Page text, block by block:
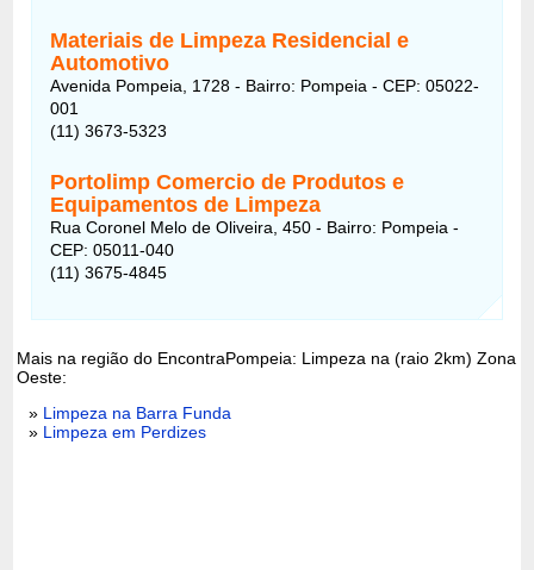
Materiais de Limpeza Residencial e
Automotivo
Avenida Pompeia, 1728 - Bairro: Pompeia - CEP: 05022-
001
(11) 3673-5323
Portolimp Comercio de Produtos e
Equipamentos de Limpeza
Rua Coronel Melo de Oliveira, 450 - Bairro: Pompeia -
CEP: 05011-040
(11) 3675-4845
Mais na região do EncontraPompeia: Limpeza na (raio 2km) Zona
Oeste:
» Limpeza na Barra Funda
» Limpeza em Perdizes